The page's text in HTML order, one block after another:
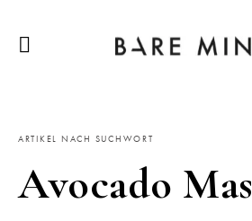
ARTIKEL NACH SUCHWORT
Avocado